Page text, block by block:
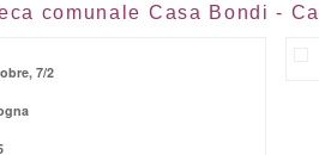
comunale Casa Bondi -
7/2